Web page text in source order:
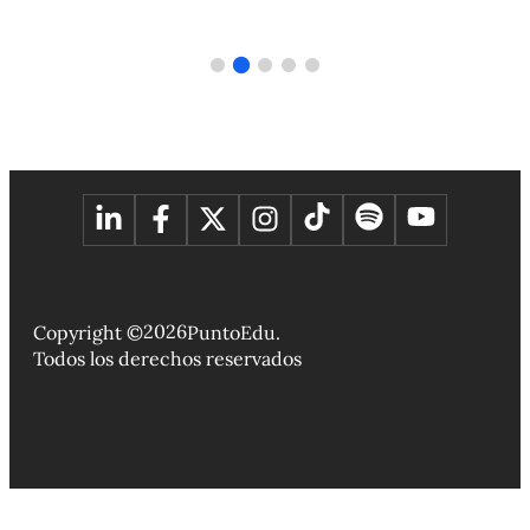
Copyright ©2026PuntoEdu.
Todos los derechos reservados